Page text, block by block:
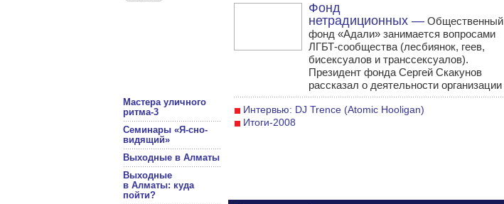
Мастера уличного
ритма-3
Семинары «Я-сно-
видящий»
Выходные в Алматы
Выходные
в Алматы: куда
пойти?
Фонд
нетрадиционных —Общественный
фонд «Адали» занимается вопросами
ЛГБТ-сообщества (лесбиянок, геев,
бисексуалов и транссексуалов).
Президент фонда Сергей Скакунов
рассказал о деятельности организации
Интервью: DJ Trence (Atomic Hooligan)
Итоги-2008